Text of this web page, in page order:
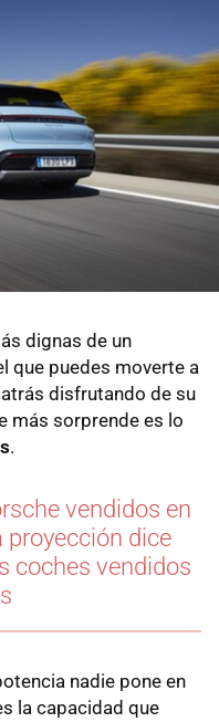
dignas de un
que puedes moverte a
disfrutando de su
más sorprende es lo
.
vendidos en
proyección dice
coches vendidos
nadie pone en
la capacidad que